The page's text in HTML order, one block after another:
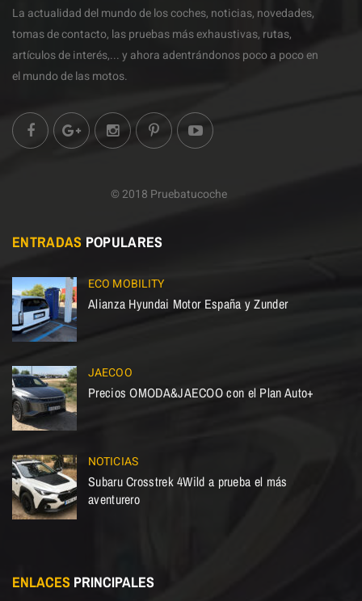
La actualidad del mundo de los coches, noticias, novedades,
tomas de contacto, las pruebas más exhaustivas, rutas,
artículos de interés,... y ahora adentrándonos poco a poco en
el mundo de las motos.
© 2018 Pruebatucoche
ENTRADAS POPULARES
ECO MOBILITY
Alianza Hyundai Motor España y Zunder
JAECOO
Precios OMODA&JAECOO con el Plan Auto+
NOTICIAS
Subaru Crosstrek 4Wild a prueba el más
aventurero
ENLACES PRINCIPALES